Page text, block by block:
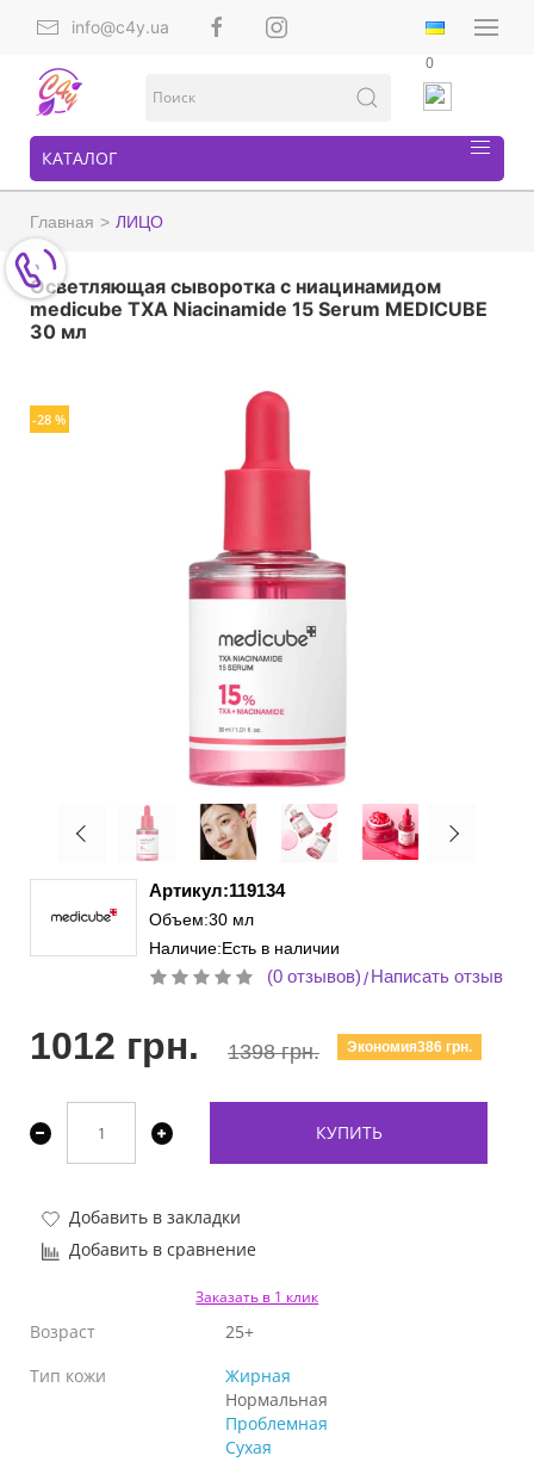
info@c4y.ua
0
КАТАЛОГ
Главная ЛИЦО
Осветляющая сыворотка с ниацинамидом
medicube TXA Niacinamide 15 Serum MEDICUBE
30 мл
-28 %
Артикул:119134
Объем:30 мл
Наличие:Есть в наличии
(0 отзывов)/Написать отзыв
1012 грн. 1398 грн. Экономия386 грн.
КУПИТЬ
Добавить в закладки
Добавить в сравнение
Заказать в 1 клик
Возраст
25+
Тип кожи
Жирная
Нормальная
Проблемная
Сухая